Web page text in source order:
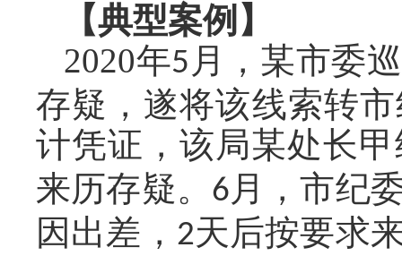
【典型案例】
2020年5 月，某市委
存疑，遂将该线索转
计凭证，该局某处长
来历存疑。 6 月，市纪
因出差， 2天后按要求